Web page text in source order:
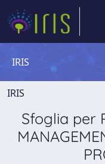
IRIS
IRIS
Sfoglia per